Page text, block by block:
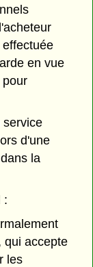
effectuée
en vue
service
d'une
la
:
qui accepte
les